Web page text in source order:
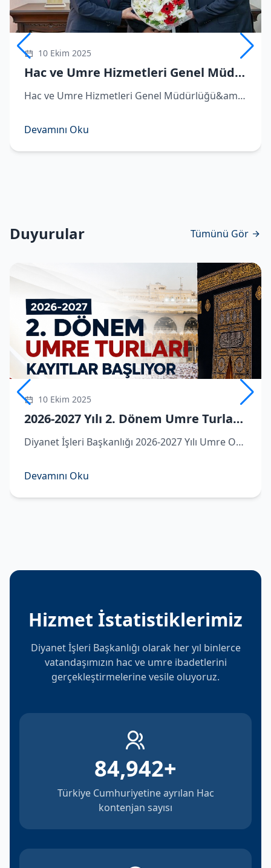
10 Ekim 2025
Hac ve Umre Hizmetleri Genel Müdürü Demirhan göreve başladı
Hac ve Umre Hizmetleri Genel Müdürlüğü&amp;#039;ne atanan Hüseyin Demirhan görevi Remzi Bircan&amp;#039;dan devraldı. ​Hac ve Umre Hizmetleri Genel Müdürlüğü&amp;#039;ne atanan Hüseyin Demirhan, Diyanet İşleri Başkanlığı&amp;#039;nda d
Devamını Oku
Duyurular Tümünü Gör
10 Ekim 2025
2026-2027 Yılı 2. Dönem Umre Turlarına Kayıtlar Başlıyor
Diyanet İşleri Başkanlığı 2026-2027 Yılı Umre Organizasyonu kapsamında ikinci dönem umre turlarına dair detaylar belli oldu.
Devamını Oku
Hizmet İstatistiklerimiz
Diyanet İşleri Başkanlığı olarak her yıl binlerce
vatandaşımızın hac ve umre ibadetlerini
gerçekleştirmelerine vesile oluyoruz.
84,942+
Türkiye Cumhuriyetine ayrılan Hac
kontenjan sayısı